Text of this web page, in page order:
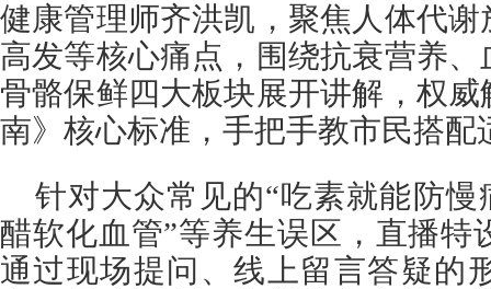
健康管理师齐洪凯，聚焦人体代
高发等核心痛点，围绕抗衰营养
骨骼保鲜四大板块展开讲解，权
南》核心标准，手把手教市民搭配
针对大众常见的“吃素就能防慢
醋软化血管”等养生误区，直播特
通过现场提问、线上留言答疑的